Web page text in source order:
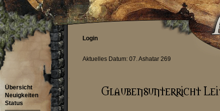
Login
Aktuelles Datum: 07. Ashatar 269
Übersicht
Neuigkeiten
Status